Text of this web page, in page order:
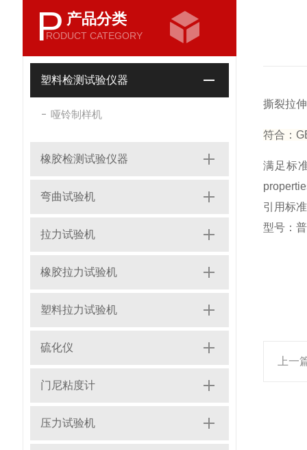
P 产品分类
RODUCT CATEGORY
塑料检测试验仪器
哑铃制样机
橡胶检测试验仪器
弯曲试验机
拉力试验机
橡胶拉力试验机
塑料拉力试验机
硫化仪
门尼粘度计
压力试验机
撕裂拉
符合：
满足标
引用标
型号：
上一